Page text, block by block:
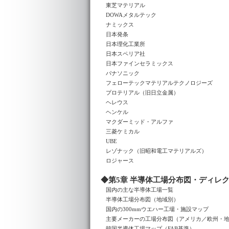
東芝マテリアル
DOWAメタルテック
ナミックス
日本発条
日本理化工業所
日本スペリア社
日本ファインセラミックス
パナソニック
フェローテックマテリアルテクノロジーズ
プロテリアル（旧日立金属）
ヘレウス
ヘンケル
マクダーミッド・アルファ
三菱ケミカル
UBE
レゾナック（旧昭和電工マテリアルズ）
ロジャース
◆第5章 半導体工場分布図・ディレ
国内の主な半導体工場一覧
半導体工場分布図（地域別）
国内の300mmウエハー工場・施設マップ
主要メーカーの工場分布図（アメリカ／欧州・地